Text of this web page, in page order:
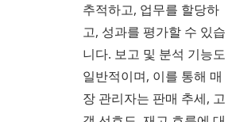
추적하고, 업무를 할당하
고, 성과를 평가할 수 있습
니다. 보고 및 분석 기능도
일반적이며, 이를 통해 매
장 관리자는 판매 추세, 고